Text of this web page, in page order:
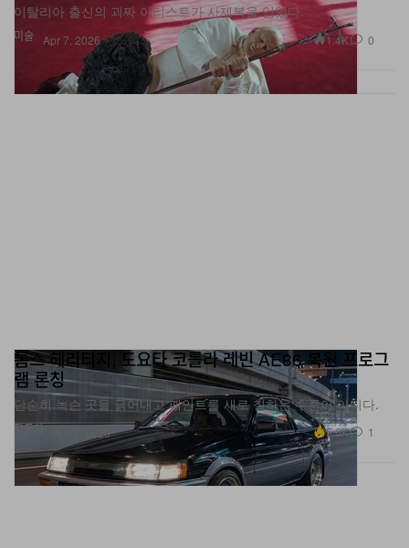
미술
이탈리아 출신의 괴짜 아티스트가 사제복을 입었다.
Apr 7, 2026 1.4K 0
자동차
톰스 헤리티지, 도요타 코롤라 레빈 AE86 복원 프로그
램 론칭
단순히 녹슨 곳을 긁어내고 페인트를 새로 칠하는 수준이 아니다.
Apr 7, 2026 5.6K 1